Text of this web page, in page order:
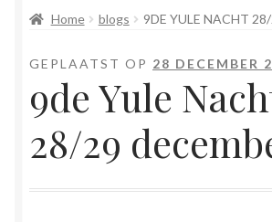
Afrekenen
Algemene voorwaarden
Anders leven in een sterk veranderende
Bewust omgaan met hoog gevoeligheid
Home blogs 9DE YULE NACHT
GEPLAATST OP 28 DECEMBER
9de Yule
28/29